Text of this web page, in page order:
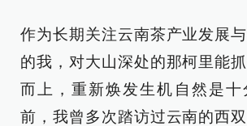
作为长期关注云南茶产业发展
的我，对大山深处的那柯里能
而上，重新焕发生机自然是十
前，我曾多次踏访过云南的西双